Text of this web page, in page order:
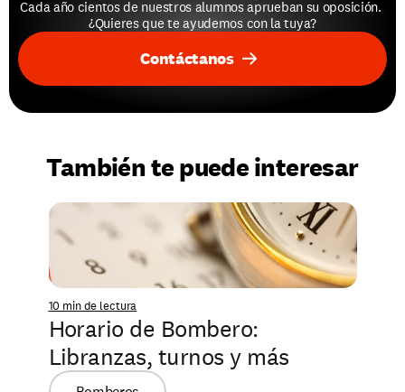
Cada año cientos de nuestros alumnos aprueban su oposición.
¿Quieres que te ayudemos con la tuya?
Contáctanos
También te puede interesar
10 min de lectura
Horario de Bombero:
Libranzas, turnos y más